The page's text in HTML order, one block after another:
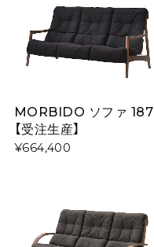
MORBIDO ソファ 187
【受注生産】
¥664,400